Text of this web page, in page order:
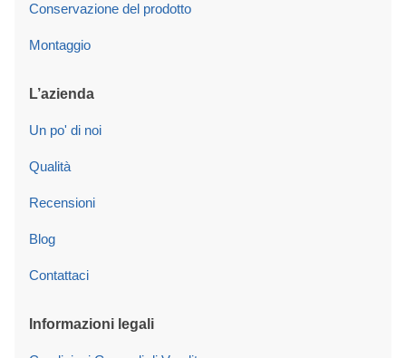
Conservazione del prodotto
Montaggio
L’azienda
Un po' di noi
Qualità
Recensioni
Blog
Contattaci
Informazioni legali